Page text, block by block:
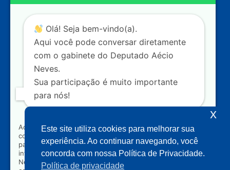
Contato
dep.aecioneves@camara.leg.br
+55 (61) 3215-5964
+55 (31) 3261-0121
+55 (31) 97150-0834
Nossas redes
Acompanhe o meu mandato
Olá! Seja bem-vindo(a).
Aqui você pode conversar diretamente
com o gabinete do Deputado Aécio
Neves.
Sua participação é muito importante
para nós!
Ao clicar para iniciar o contato pelo WhatsApp, você
concorda que seus dados serão utilizados exclusivamente
para atendimento relacionado às demandas, sugestões ou
informações referentes ao mandato do Deputado Aécio
Neves. Seus dados serão tratados com sigilo e não serão
Este site utiliza cookies para melhorar sua
experiência. Ao continuar navegando, você
concorda com nossa Política de Privacidade.
Política de privacidade
x